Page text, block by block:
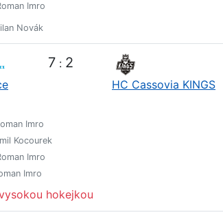
Imro
Novák
7 : 2
HC Cassovia KINGS
Imro
Kocourek
Imro
Imro
hokejkou